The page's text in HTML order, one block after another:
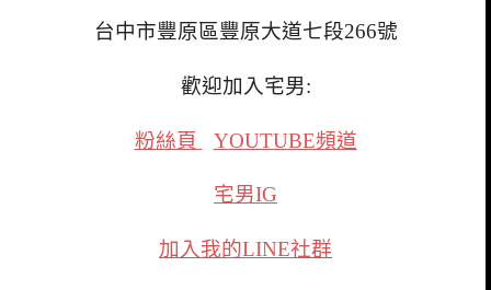
台中市豐原區豐原大道七段266號
歡迎加入宅男:
粉絲頁 YOUTUBE頻道
宅男IG
加入我的LINE社群